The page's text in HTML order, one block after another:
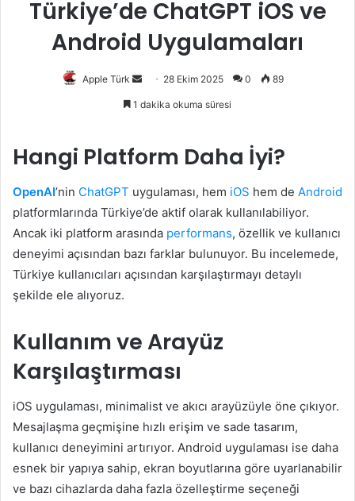
Türkiye’de ChatGPT iOS ve
Android Uygulamaları
Apple Türk
Bir
28 Ekim 2025 0 89
1 dakika okuma süresi
Hangi Platform Daha İyi?
OpenAI’nin ChatGPT uygulaması, hem iOS hem de Android
platformlarında Türkiye’de aktif olarak kullanılabiliyor.
Ancak iki platform arasında performans, özellik ve kullanıcı
deneyimi açısından bazı farklar bulunuyor. Bu incelemede,
Türkiye kullanıcıları açısından karşılaştırmayı detaylı
şekilde ele alıyoruz.
Kullanım ve Arayüz
Karşılaştırması
iOS uygulaması, minimalist ve akıcı arayüzüyle öne çıkıyor.
Mesajlaşma geçmişine hızlı erişim ve sade tasarım,
kullanıcı deneyimini artırıyor. Android uygulaması ise daha
esnek bir yapıya sahip, ekran boyutlarına göre uyarlanabilir
ve bazı cihazlarda daha fazla özelleştirme seçeneği